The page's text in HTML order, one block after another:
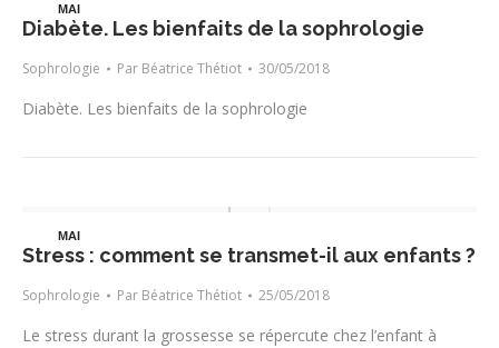
MAI
30
Diabète. Les bienfaits de la sophrologie
Sophrologie Par Béatrice Thétiot 30/05/2018
Diabète. Les bienfaits de la sophrologie
MAI
25
Stress : comment se transmet-il aux enfants ?
Sophrologie Par Béatrice Thétiot 25/05/2018
Le stress durant la grossesse se répercute chez l’enfant à